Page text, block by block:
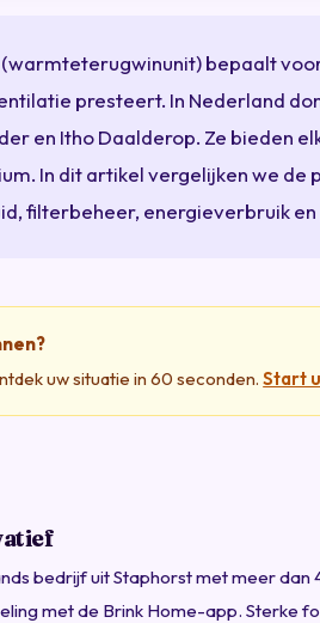
(warmteterugwinunit) bepaalt
presteert. In Nederland
en Itho Daalderop. Ze bieden
In dit artikel vergelijken we de
filterbeheer, energieverbruik en
uw situatie in 60 seconden.Start
bedrijf uit Staphorst met meer dan
met de Brink Home-app. Sterke